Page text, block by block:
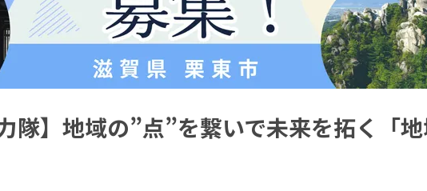
隊】地域の”点”を繋いで未来を拓く「